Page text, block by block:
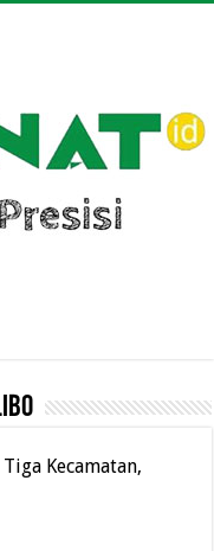
Kecamatan,